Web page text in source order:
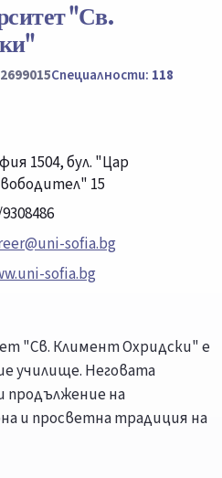
"Св.
2699015Специалности: 118
1504, бул. "Цар
15
sofia.bg
sofia.bg
"Св. Климент Охридски" е
училище. Неговата
продължение на
и просветна традиция на